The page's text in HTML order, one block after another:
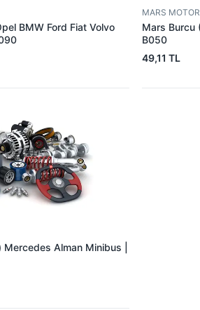
BMW Ford Fiat Volvo
MARS
Mars Burcu
B050
49,11 TL
Alman Minibus |